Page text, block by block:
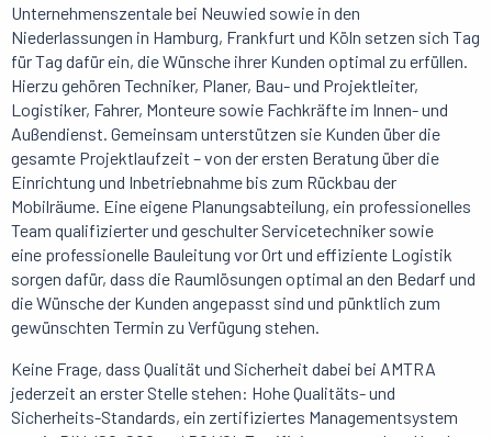
Unternehmenszentale bei Neuwied sowie in den
Niederlassungen in Hamburg, Frankfurt und Köln setzen sich Tag
für Tag dafür ein, die Wünsche ihrer Kunden optimal zu erfüllen.
Hierzu gehören Techniker, Planer, Bau- und Projektleiter,
Logistiker, Fahrer, Monteure sowie Fachkräfte im Innen- und
Außendienst. Gemeinsam unterstützen sie Kunden über die
gesamte Projektlaufzeit – von der ersten Beratung über die
Einrichtung und Inbetriebnahme bis zum Rückbau der
Mobilräume. Eine eigene Planungsabteilung, ein professionelles
Team qualifizierter und geschulter Servicetechniker sowie
eine professionelle Bauleitung vor Ort und effiziente Logistik
sorgen dafür, dass die Raumlösungen optimal an den Bedarf und
die Wünsche der Kunden angepasst sind und pünktlich zum
gewünschten Termin zu Verfügung stehen.
Keine Frage, dass Qualität und Sicherheit dabei bei AMTRA
jederzeit an erster Stelle stehen: Hohe Qualitäts- und
Sicherheits-Standards, ein zertifiziertes Managementsystem